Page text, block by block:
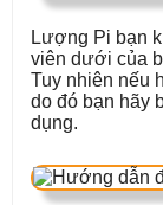
Lượng Pi bạn
viên dưới của
Tuy nhiên nếu
do đó bạn hãy
dụng.